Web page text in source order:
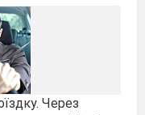
Через